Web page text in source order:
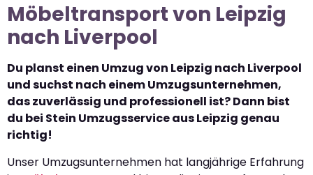
Möbeltransport von Leipzig
nach Liverpool
Du planst einen Umzug von Leipzig nach Liverpool
und suchst nach einem Umzugsunternehmen,
das zuverlässig und professionell ist? Dann bist
du bei Stein Umzugsservice aus Leipzig genau
richtig!
Unser Umzugsunternehmen hat langjährige Erfahrung